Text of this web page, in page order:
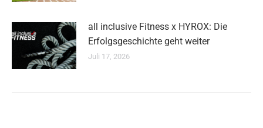
all inclusive Fitness x HYROX: Die
Erfolgsgeschichte geht weiter
Juli 17, 2026